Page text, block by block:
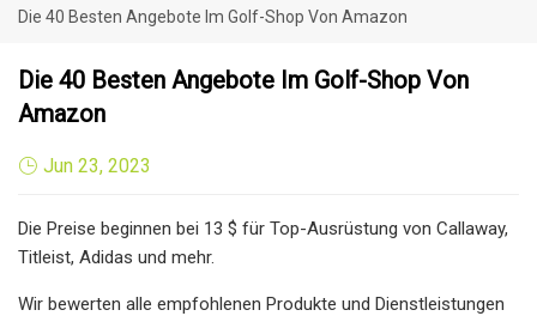
Die 40 Besten Angebote Im Golf-Shop Von Amazon
Die 40 Besten Angebote Im Golf-Shop Von
Amazon
Jun 23, 2023
Die Preise beginnen bei 13 $ für Top-Ausrüstung von Callaway,
Titleist, Adidas und mehr.
Wir bewerten alle empfohlenen Produkte und Dienstleistungen